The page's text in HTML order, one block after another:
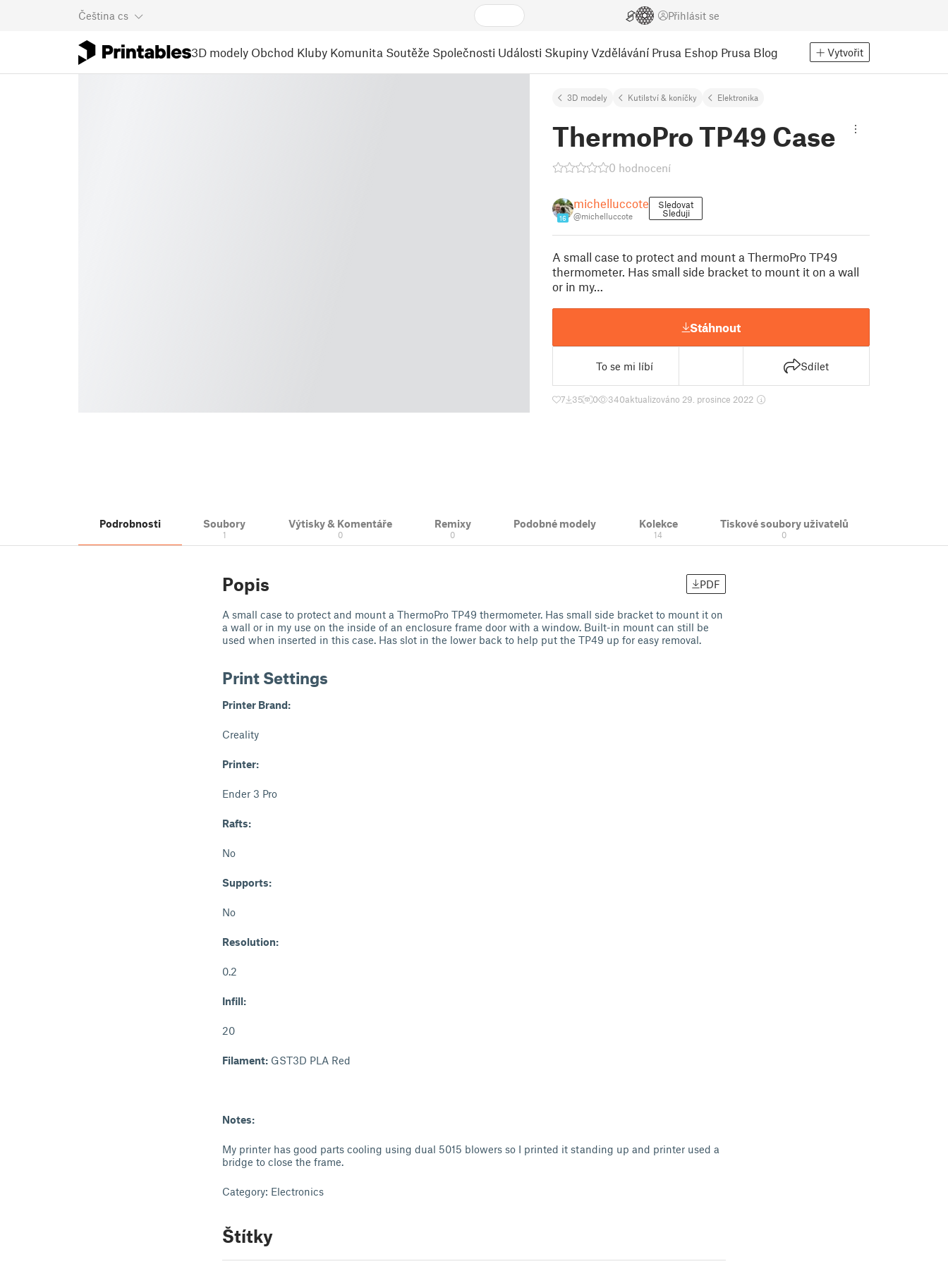
Čeština cs Přihlásit se
3D modely Obchod Kluby Komunita Soutěže Společnosti Události Skupiny Vzdělávání Prusa Eshop Prusa Blog Vytvořit
3D modely Kutilství & koníčky Elektronika
ThermoPro TP49 Case
0 hodnocení
16
michelluccote
@michelluccote
Sledovat
Sleduji
A small case to protect and mount a ThermoPro TP49
thermometer. Has small side bracket to mount it on a wall
or in my…
Stáhnout
To se mi líbí Sdílet
7 35 0 340aktualizováno 29. prosince 2022
Podrobnosti Soubory
1
Výtisky & Komentáře
0
Remixy
0
Podobné modely Kolekce
14
Tiskové soubory uživatelů
0
Popis PDF
A small case to protect and mount a ThermoPro TP49 thermometer. Has small side bracket to mount it on
a wall or in my use on the inside of an enclosure frame door with a window. Built-in mount can still be
used when inserted in this case. Has slot in the lower back to help put the TP49 up for easy removal.
Print Settings
Printer Brand:
Creality
Printer:
Ender 3 Pro
Rafts:
No
Supports:
No
Resolution:
0.2
Infill:
20
Filament: GST3D PLA Red
Notes:
My printer has good parts cooling using dual 5015 blowers so I printed it standing up and printer used a
bridge to close the frame.
Category: Electronics
Štítky